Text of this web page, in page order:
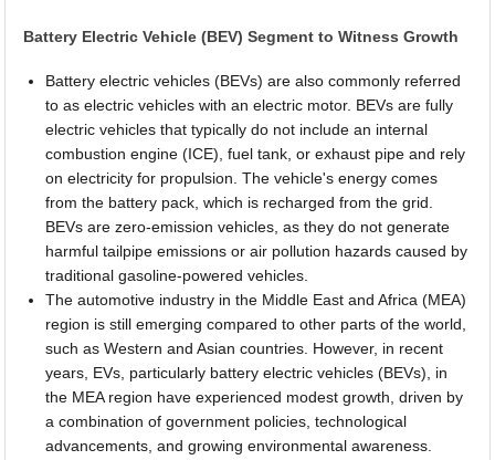
Battery Electric Vehicle (BEV) Segment to Witness Growth
Battery electric vehicles (BEVs) are also commonly referred
to as electric vehicles with an electric motor. BEVs are fully
electric vehicles that typically do not include an internal
combustion engine (ICE), fuel tank, or exhaust pipe and rely
on electricity for propulsion. The vehicle's energy comes
from the battery pack, which is recharged from the grid.
BEVs are zero-emission vehicles, as they do not generate
harmful tailpipe emissions or air pollution hazards caused by
traditional gasoline-powered vehicles.
The automotive industry in the Middle East and Africa (MEA)
region is still emerging compared to other parts of the world,
such as Western and Asian countries. However, in recent
years, EVs, particularly battery electric vehicles (BEVs), in
the MEA region have experienced modest growth, driven by
a combination of government policies, technological
advancements, and growing environmental awareness.